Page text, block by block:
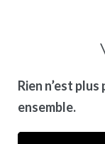
Rien n’est
ensemble.